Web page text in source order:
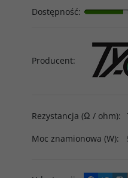
Dostępność:
Producent:
Rezystancja (Ω / ohm):
Moc znamionowa (W):